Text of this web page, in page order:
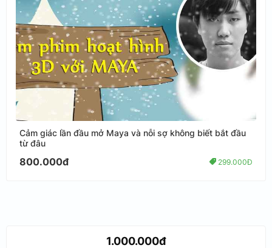
Cảm giác lần đầu mở Maya và nỗi sợ không biết bắt đầu
từ đâu
800.000đ 299.000Đ
1.000.000đ